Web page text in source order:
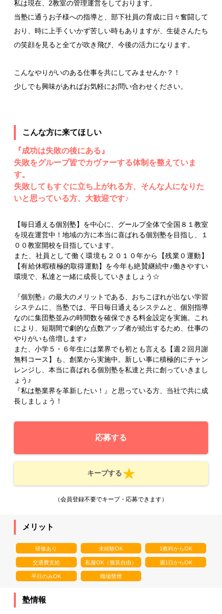
私は現在、2教室の管理運営をしております。
当塾に通うお子様への指導と、部下社員の育成に日々奮闘して
おり、時に上手くいかず苦しい時もありますが、生徒さんたち
の笑顔を見ると全てが吹き飛び、今後の活力になります。
こんなやりがいのある仕事を共にしてみませんか？！
少しでも興味があればお気軽にお問い合わせください。
こんな方に来てほしい
『成功は失敗の後にある』
失敗をグループ皆でカヴァーする体制を整えていま
す。
失敗してもすぐに立ち上がれる方、そんな人になりた
いと思っている方、大歓迎です♪
【毎日通える個別塾】を中心に、グールプ全体で全国８１教室
を現在運営中！地域の方に本当に喜ばれる個別塾を目指し、１
００教室開校を目指しています。
また、社員として働く環境も２０１０年から【残業０運動】
【有給休暇積極的取得運動】を今年も絶賛継続中♪働きやすい
環境で、私達と一緒に成長していきましょう☆
『個別塾』の最大のメリットである、おちこぼれが出ない学習
システムに、当塾では、平日毎日通えるシステムと、個別指導
なのに集団塾並みの時間数を確保できる料金設定を実施。これ
により、短期間で劇的な点数アップ者が続出するため、仕事の
やりがいも倍増します♪
また、小学５・６年生には業界でも初とも言える【週２回月謝
無料コース】も、創業から実施中。新しい事に積極的にチャン
レンジし、本当に喜ばれる個別塾を私達と共に創っていきまし
ょう♪
『私は塾業界を革新したい！』と思っている方、当社で共に成
長しましょう！
応募する
キープする
（会員登録不要でキープ・応募できます）
メリット
研修あり 未経験OK 1教科からOK
交通費支給 私服OK（服装自由） 週1日からOK
平日のみOK 職場禁煙
塾情報